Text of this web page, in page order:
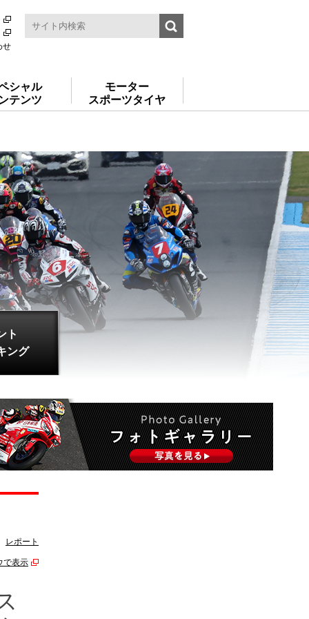
せ
シャル
テンツ
モーター
スポーツタイヤ
ト
ング
レポート
で表示